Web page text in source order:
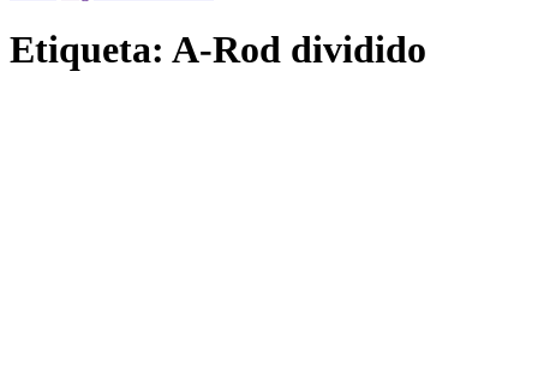
Etiqueta: A-Rod dividido